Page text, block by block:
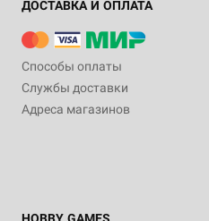
ДОСТАВКА И ОПЛАТА
Способы оплаты
Службы доставки
Адреса магазинов